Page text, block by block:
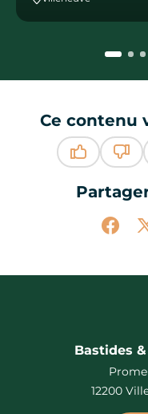
Ce contenu
Bastides
12200